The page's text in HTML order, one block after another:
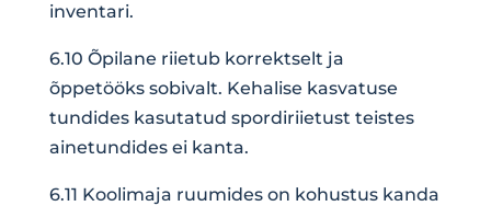
inventari.
6.10 Õpilane riietub korrektselt ja
õppetööks sobivalt. Kehalise kasvatuse
tundides kasutatud spordiriietust teistes
ainetundides ei kanta.
6.11 Koolimaja ruumides on kohustus kanda